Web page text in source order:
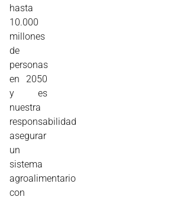
hasta
10.000
millones
de
personas
en 2050
y es
nuestra
responsabilidad
asegurar
un
sistema
agroalimentario
con